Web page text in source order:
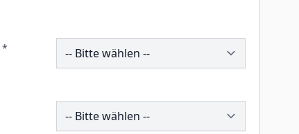
* 258673
196317